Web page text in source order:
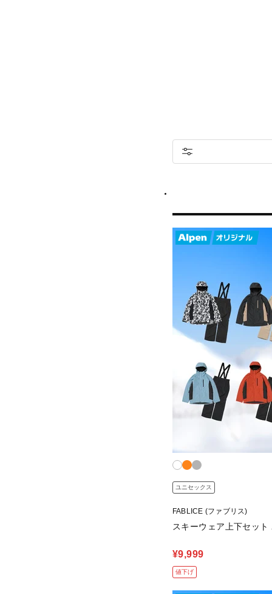
ユニセックス
FABLICE (ファブリス)
スキーウェア上下セッ
¥9,999
値下げ